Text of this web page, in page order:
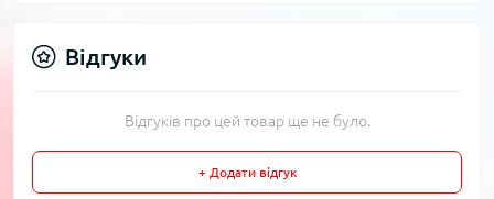
Відгуки
Відгуків про цей товар ще не було.
+ Додати відгук